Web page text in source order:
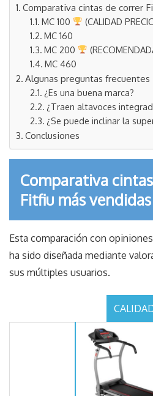
Comparativa cintas de correr
MC 100
(CALIDAD
MC 160
MC 200
MC 460
Algunas preguntas frecuentes
¿Es una buena marca?
¿Traen altavoces
¿Se puede inclinar la
Conclusiones
Comparativa
Fitfiu más vendidas
Esta comparación con
ha sido diseñada mediante
sus múltiples usuarios.
CALIDAD